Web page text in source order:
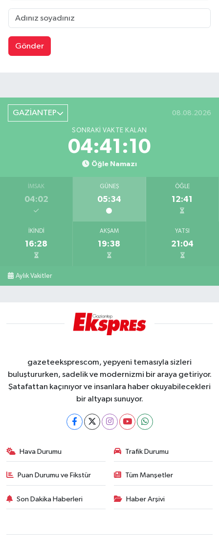
Gönder
GAZİANTEP 08.08.2026
SONRAKI VAKTE KALAN
04:41:09
Öğle Namazı
İMSAK
04:02
GÜNEŞ
05:34
ÖĞLE
12:41
İKINDI
16:28
AKŞAM
19:38
YATSI
21:04
Aylık Vakitler
gazeteeksprescom, yepyeni temasıyla sizleri
buluştururken, sadelik ve modernizmi bir araya getiriyor.
Şatafattan kaçınıyor ve insanlara haber okuyabilecekleri
bir altyapı sunuyor.
Hava Durumu Trafik Durumu
Puan Durumu ve Fikstür Tüm Manşetler
Son Dakika Haberleri Haber Arşivi